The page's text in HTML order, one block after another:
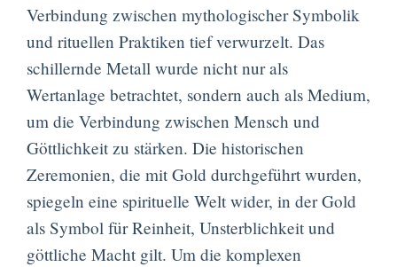
Verbindung zwischen mythologischer Symbolik
und rituellen Praktiken tief verwurzelt. Das
schillernde Metall wurde nicht nur als
Wertanlage betrachtet, sondern auch als Medium,
um die Verbindung zwischen Mensch und
Göttlichkeit zu stärken. Die historischen
Zeremonien, die mit Gold durchgeführt wurden,
spiegeln eine spirituelle Welt wider, in der Gold
als Symbol für Reinheit, Unsterblichkeit und
göttliche Macht gilt. Um die komplexen